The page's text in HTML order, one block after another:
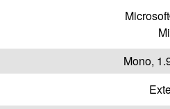
Mono,